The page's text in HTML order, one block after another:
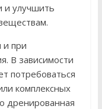
и улучшить
и при
В зависимости
потребоваться
комплексных
дренированная